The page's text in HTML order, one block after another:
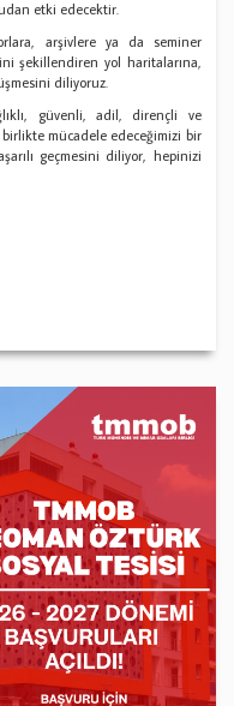
etki edecektir.
arşivlere ya da seminer
şekillendiren yol haritalarına,
diliyoruz.
güvenli, adil, dirençli ve
mücadele edeceğimizi bir
geçmesini diliyor, hepinizi